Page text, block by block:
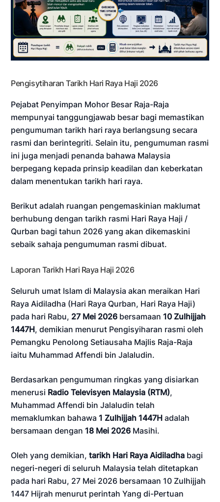
Pengisytiharan Tarikh Hari Raya Haji 2026
Pejabat Penyimpan Mohor Besar Raja-Raja
mempunyai tanggungjawab besar bagi memastikan
pengumuman tarikh hari raya berlangsung secara
rasmi dan berintegriti. Selain itu, pengumuman rasmi
ini juga menjadi penanda bahawa Malaysia
berpegang kepada prinsip keadilan dan keberkatan
dalam menentukan tarikh hari raya.
Berikut adalah ruangan pengemaskinian maklumat
berhubung dengan tarikh rasmi Hari Raya Haji /
Qurban bagi tahun 2026 yang akan dikemaskini
sebaik sahaja pengumuman rasmi dibuat.
Laporan Tarikh Hari Raya Haji 2026
Seluruh umat Islam di Malaysia akan meraikan Hari
Raya Aidiladha (Hari Raya Qurban, Hari Raya Haji)
pada hari Rabu, 27 Mei 2026 bersamaan 10 Zulhijjah
1447H, demikian menurut Pengisyiharan rasmi oleh
Pemangku Penolong Setiausaha Majlis Raja-Raja
iaitu Muhammad Affendi bin Jalaludin.
Berdasarkan pengumuman ringkas yang disiarkan
menerusi Radio Televisyen Malaysia (RTM),
Muhammad Affendi bin Jalaludin telah
memaklumkan bahawa 1 Zulhijjah 1447H adalah
bersamaan dengan 18 Mei 2026 Masihi.
Oleh yang demikian,tarikh Hari Raya Aidiladha bagi
negeri-negeri di seluruh Malaysia telah ditetapkan
pada hari Rabu, 27 Mei 2026 bersamaan 10 Zulhijjah
1447 Hijrah menurut perintah Yang di-Pertuan